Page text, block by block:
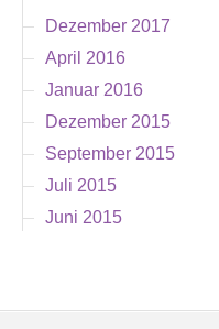
Dezember 2017
April 2016
Januar 2016
Dezember 2015
September 2015
Juli 2015
Juni 2015